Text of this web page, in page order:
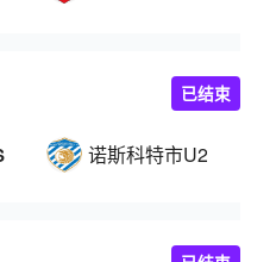
诺斯科特市U23
已结束